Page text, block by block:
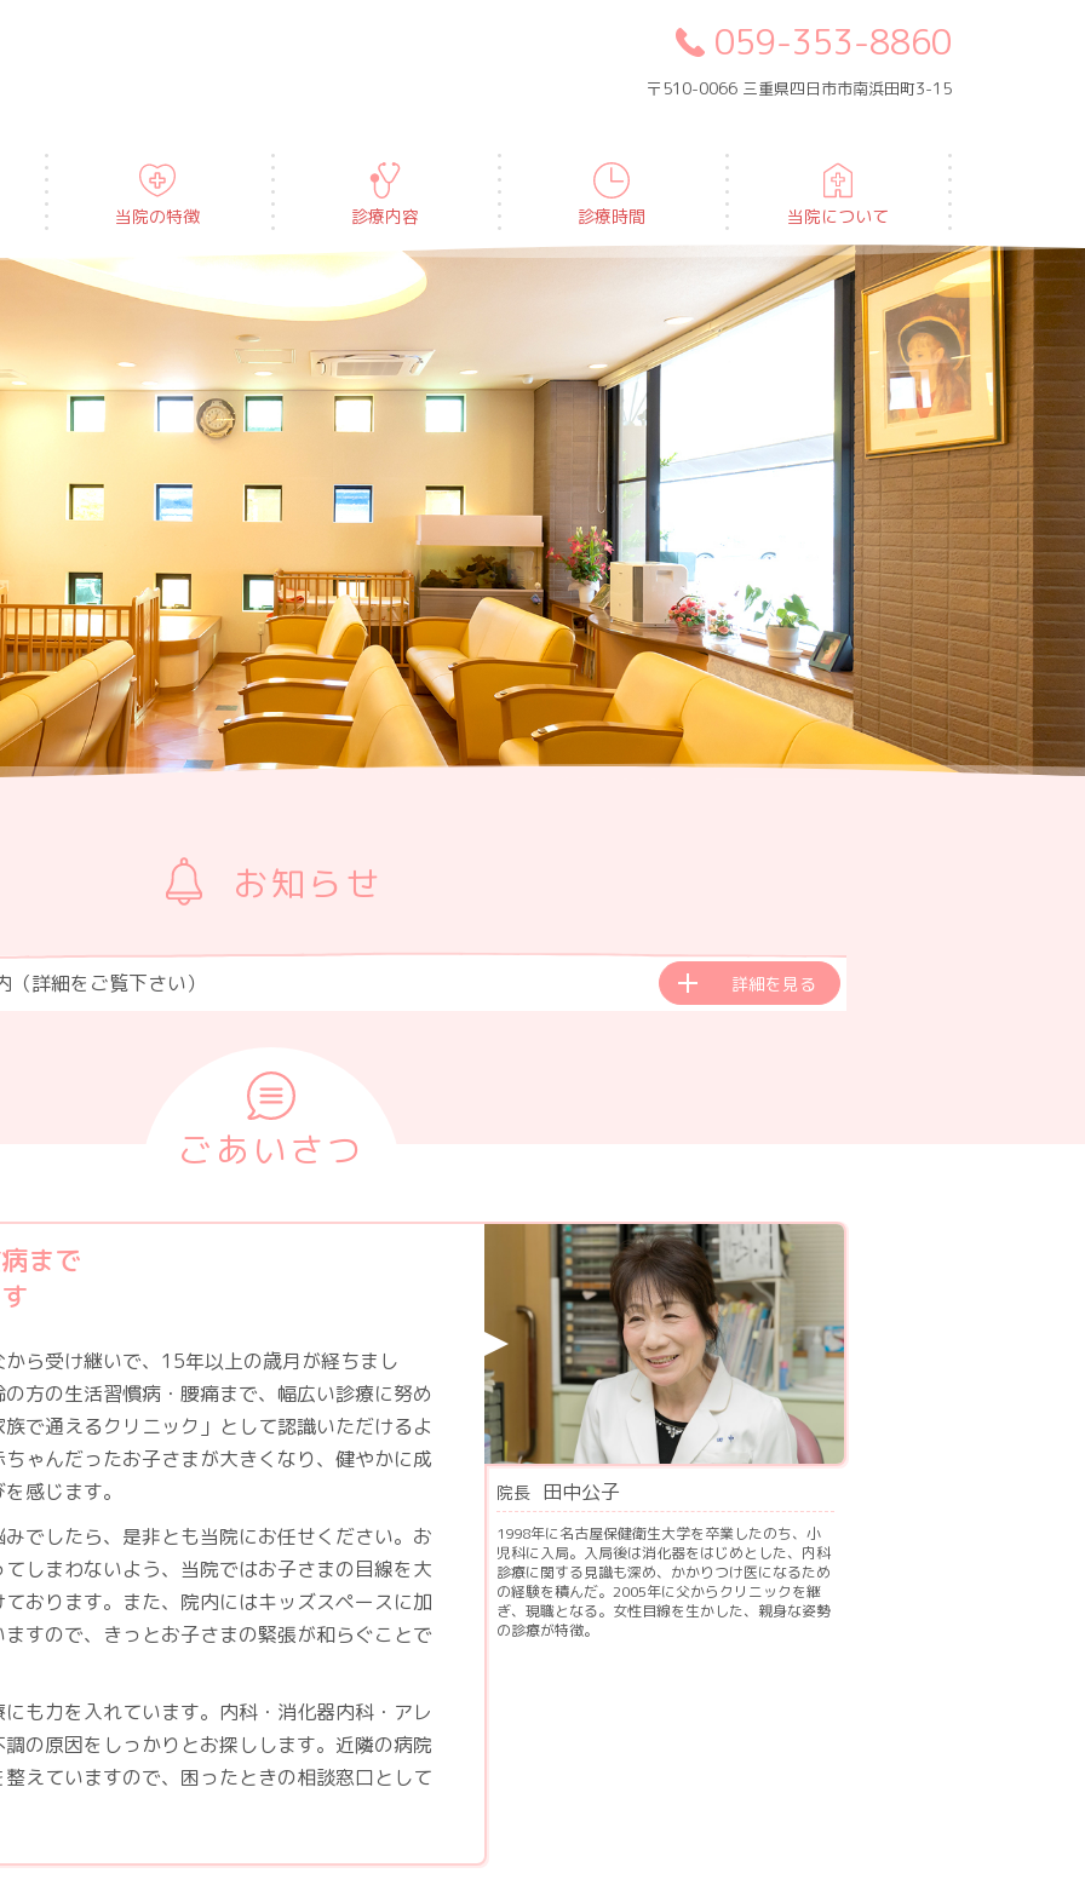
059-353-8860
〒510-0066 三重県四日市市南浜田町3-15
当院の特徴 診療内容 診療時間 当院について
お知らせ
（詳細をご覧下さい） 詳細を見る
ごあいさつ
院長 田中公子
1998年に名古屋保健衛生大学を卒業したのち、小
児科に入局。入局後は消化器をはじめとした、内科
診療に関する見識も深め、かかりつけ医になるため
の経験を積んだ。2005年に父からクリニックを継
ぎ、現職となる。女性目線を生かした、親身な姿勢
の診療が特徴。
まで
ら受け継いで、15年以上の歳月が経ちまし
方の生活習慣病・腰痛まで、幅広い診療に努め
で通えるクリニック」として認識いただけるよ
ゃんだったお子さまが大きくなり、健やかに成
感じます。
でしたら、是非とも当院にお任せください。お
しまわないよう、当院ではお子さまの目線を大
おります。また、院内にはキッズスペースに加
すので、きっとお子さまの緊張が和らぐことで
も力を入れています。内科・消化器内科・アレ
の原因をしっかりとお探しします。近隣の病院
えていますので、困ったときの相談窓口として